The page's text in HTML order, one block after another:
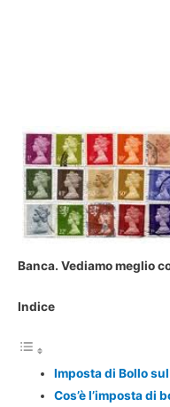
Banca. Vediamo meglio
Indice
Imposta di Bollo
Cos’è l’imposta di